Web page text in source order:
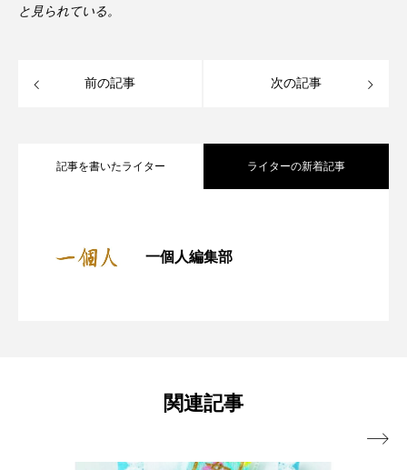
と見られている。
前の記事 次の記事
記事を書いたライター ライターの新着記事
一個人編集部
い”水素焙煎コーヒー”をCOREDO室町テ
関連記事
